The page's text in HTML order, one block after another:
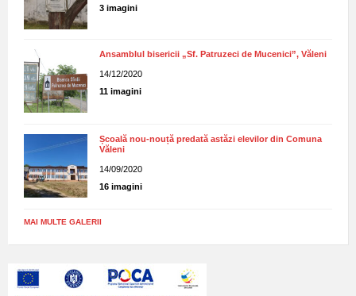
3 imagini
Ansamblul bisericii „Sf. Patruzeci de Mucenici”, Văleni
14/12/2020
11 imagini
Școală nou-nouță predată astăzi elevilor din Comuna
Văleni
14/09/2020
16 imagini
MAI MULTE GALERII